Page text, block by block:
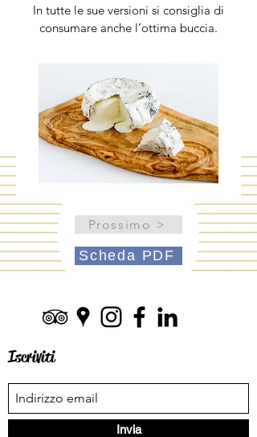
In tutte le sue versioni si consiglia di
consumare anche l’ottima buccia.
Prossimo >
Scheda PDF
Iscriviti
Invia